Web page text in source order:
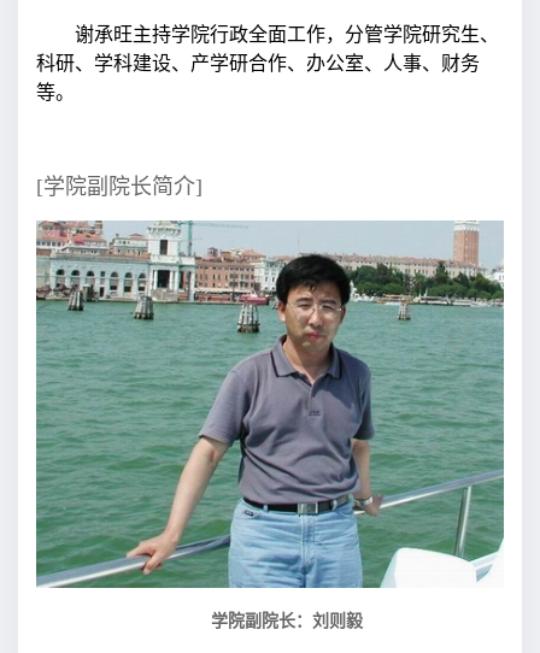
谢承旺主持学院行政全面工作，分管学院研究生、
科研、学科建设、产学研合作、办公室、人事、财务
等。
[学院副院长简介]
学院副院长：刘则毅